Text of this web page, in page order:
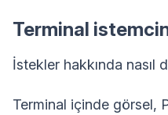
Terminal
İstekler hakkında nasıl
Terminal içinde görsel,